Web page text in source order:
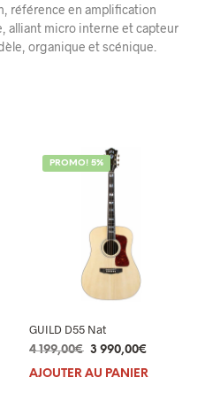
référence en amplification
alliant micro interne et capteur
organique et scénique.
PROMO! 5%
GUILD D55 Nat
4 199,00€ Le
prix
3 990,00€Le
prix
AJOUTER AU PANIER